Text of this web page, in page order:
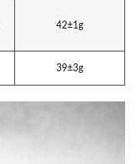
42±1g
39±3g